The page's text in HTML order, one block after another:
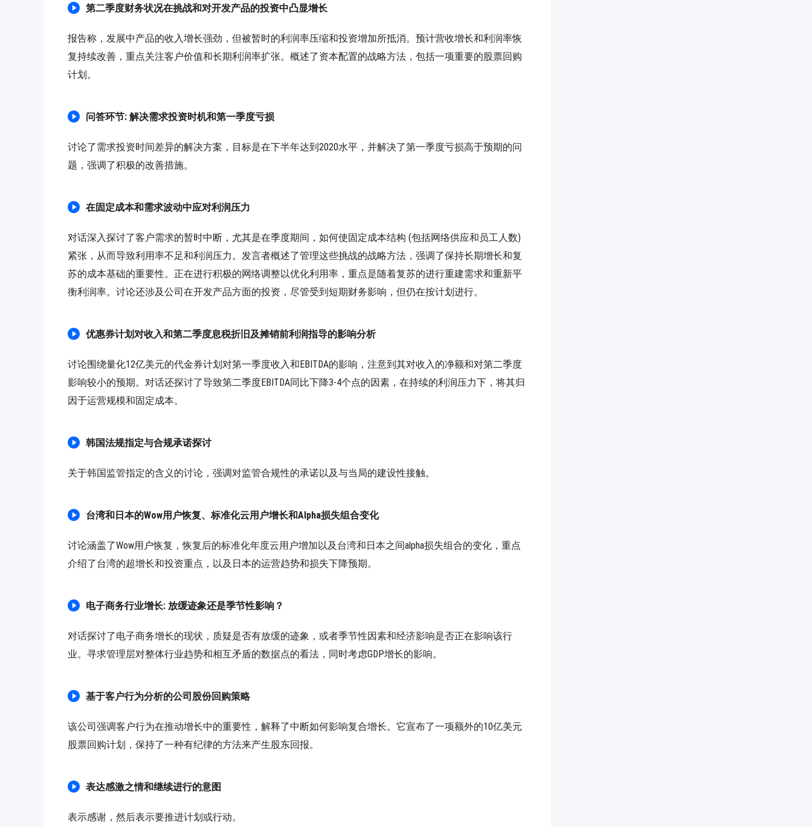
第二季度财务状况在挑战和对开发产品的投资中凸显增长
报告称，发展中产品的收入增长强劲，但被暂时的利润率压缩和投资增加所抵消。预计营收增长和利润率恢
复持续改善，重点关注客户价值和长期利润率扩张。概述了资本配置的战略方法，包括一项重要的股票回购
计划。
问答环节: 解决需求投资时机和第一季度亏损
讨论了需求投资时间差异的解决方案，目标是在下半年达到2020水平，并解决了第一季度亏损高于预期的问
题，强调了积极的改善措施。
在固定成本和需求波动中应对利润压力
对话深入探讨了客户需求的暂时中断，尤其是在季度期间，如何使固定成本结构 (包括网络供应和员工人数)
紧张，从而导致利用率不足和利润压力。发言者概述了管理这些挑战的战略方法，强调了保持长期增长和复
苏的成本基础的重要性。正在进行积极的网络调整以优化利用率，重点是随着复苏的进行重建需求和重新平
衡利润率。讨论还涉及公司在开发产品方面的投资，尽管受到短期财务影响，但仍在按计划进行。
优惠券计划对收入和第二季度息税折旧及摊销前利润指导的影响分析
讨论围绕量化12亿美元的代金券计划对第一季度收入和EBITDA的影响，注意到其对收入的净额和对第二季度
影响较小的预期。对话还探讨了导致第二季度EBITDA同比下降3-4个点的因素，在持续的利润压力下，将其归
因于运营规模和固定成本。
韩国法规指定与合规承诺探讨
关于韩国监管指定的含义的讨论，强调对监管合规性的承诺以及与当局的建设性接触。
台湾和日本的Wow用户恢复、标准化云用户增长和Alpha损失组合变化
讨论涵盖了Wow用户恢复，恢复后的标准化年度云用户增加以及台湾和日本之间alpha损失组合的变化，重点
介绍了台湾的超增长和投资重点，以及日本的运营趋势和损失下降预期。
电子商务行业增长: 放缓迹象还是季节性影响？
对话探讨了电子商务增长的现状，质疑是否有放缓的迹象，或者季节性因素和经济影响是否正在影响该行
业。寻求管理层对整体行业趋势和相互矛盾的数据点的看法，同时考虑GDP增长的影响。
基于客户行为分析的公司股份回购策略
该公司强调客户行为在推动增长中的重要性，解释了中断如何影响复合增长。它宣布了一项额外的10亿美元
股票回购计划，保持了一种有纪律的方法来产生股东回报。
表达感激之情和继续进行的意图
表示感谢，然后表示要推进计划或行动。
姓名